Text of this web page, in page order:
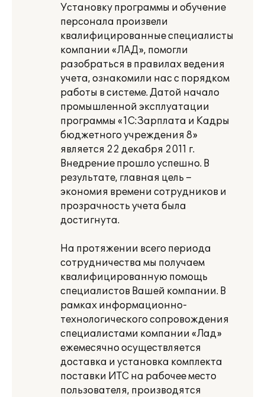
Установку программы и обучение
персонала произвели
квалифицированные специалисты
компании «ЛАД», помогли
разобраться в правилах ведения
учета, ознакомили нас с порядком
работы в системе. Датой начало
промышленной эксплуатации
программы «1С:Зарплата и Кадры
бюджетного учреждения 8»
является 22 декабря 2011 г.
Внедрение прошло успешно. В
результате, главная цель –
экономия времени сотрудников и
прозрачность учета была
достигнута.
На протяжении всего периода
сотрудничества мы получаем
квалифицированную помощь
специалистов Вашей компании. В
рамках информационно-
технологического сопровождения
специалистами компании «Лад»
ежемесячно осуществляется
доставка и установка комплекта
поставки ИТС на рабочее место
пользователя, производятся